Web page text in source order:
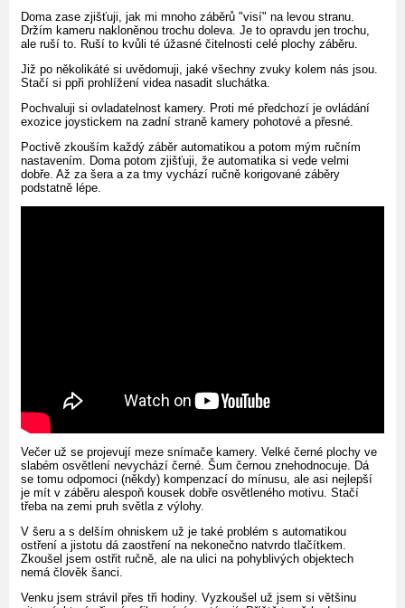
Doma zase zjišťuji, jak mi mnoho záběrů "visí" na levou stranu.
Držím kameru nakloněnou trochu doleva. Je to opravdu jen trochu,
ale ruší to. Ruší to kvůli té úžasné čitelnosti celé plochy záběru.
Již po několikáté si uvědomuji, jaké všechny zvuky kolem nás jsou.
Stačí si ppři prohlížení videa nasadit sluchátka.
Pochvaluji si ovladatelnost kamery. Proti mé předchozí je ovládání
exozice joystickem na zadní straně kamery pohotové a přesné.
Poctivě zkouším každý záběr automatikou a potom mým ručním
nastavením. Doma potom zjišťuji, že automatika si vede velmi
dobře. Až za šera a za tmy vychází ručně korigované záběry
podstatně lépe.
Večer už se projevují meze snímače kamery. Velké černé plochy ve
slabém osvětlení nevychází černé. Šum černou znehodnocuje. Dá
se tomu odpomoci (někdy) kompenzací do mínusu, ale asi nejlepší
je mít v záběru alespoň kousek dobře osvětleného motivu. Stačí
třeba na zemi pruh světla z výlohy.
V šeru a s delším ohniskem už je také problém s automatikou
ostření a jistotu dá zaostření na nekonečno natvrdo tlačítkem.
Zkoušel jsem ostřit ručně, ale na ulici na pohyblivých objektech
nemá člověk šanci.
Venku jsem strávil přes tři hodiny. Vyzkoušel už jsem si většinu